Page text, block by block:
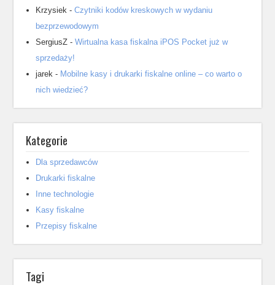
Krzysiek -Czytniki kodów kreskowych w wydaniu
bezprzewodowym
SergiusZ -Wirtualna kasa fiskalna iPOS Pocket już w
sprzedaży!
jarek - Mobilne kasy i drukarki fiskalne online – co warto o
nich wiedzieć?
Kategorie
Dla sprzedawców
Drukarki fiskalne
Inne technologie
Kasy fiskalne
Przepisy fiskalne
Tagi